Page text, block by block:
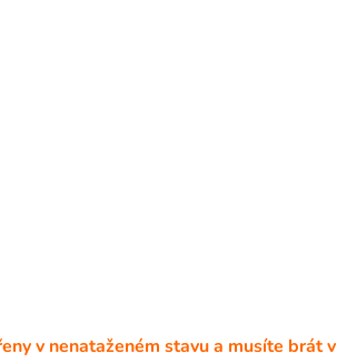
v nenataženém stavu a musíte brát v